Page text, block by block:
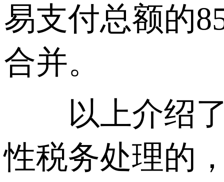
易支付总额的
合并。
以上介绍了
性税务处理的